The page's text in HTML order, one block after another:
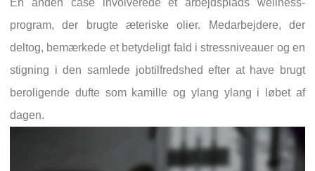
program, der brugte æteriske olier. Medarbejdere, der
deltog, bemærkede et betydeligt fald i stressniveauer og en
stigning i den samlede jobtilfredshed efter at have brugt
beroligende dufte som kamille og ylang ylang i løbet af
dagen.